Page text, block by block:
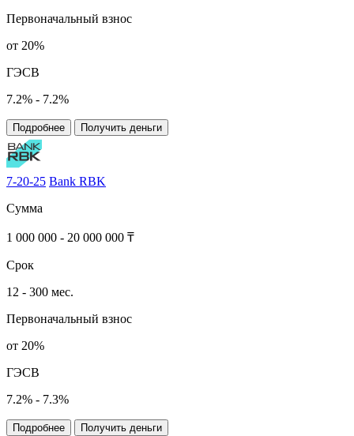
Первоначальный взнос
от 20%
ГЭСВ
7.2% - 7.2%
Подробнее Получить деньги
7-20-25 Bank RBK
Сумма
1 000 000 - 20 000 000 ₸
Срок
12 - 300 мес.
Первоначальный взнос
от 20%
ГЭСВ
7.2% - 7.3%
Подробнее Получить деньги